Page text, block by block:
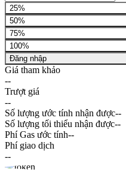
25%
50%
75%
100%
Đăng nhập
Giá tham khảo
--
Trượt giá
--
Số lượng ước tính nhận được--
Số lượng tối thiểu nhận được--
Phí Gas ước tính--
Phí giao dịch
--